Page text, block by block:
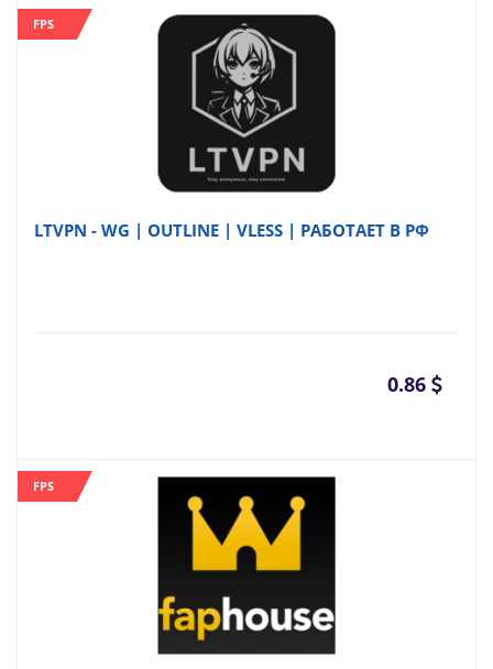
FPS
LTVPN - WG | OUTLINE | VLESS | РАБОТАЕТ В РФ
0.86
FPS